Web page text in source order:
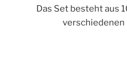
Das Set besteht aus
verschiedenen